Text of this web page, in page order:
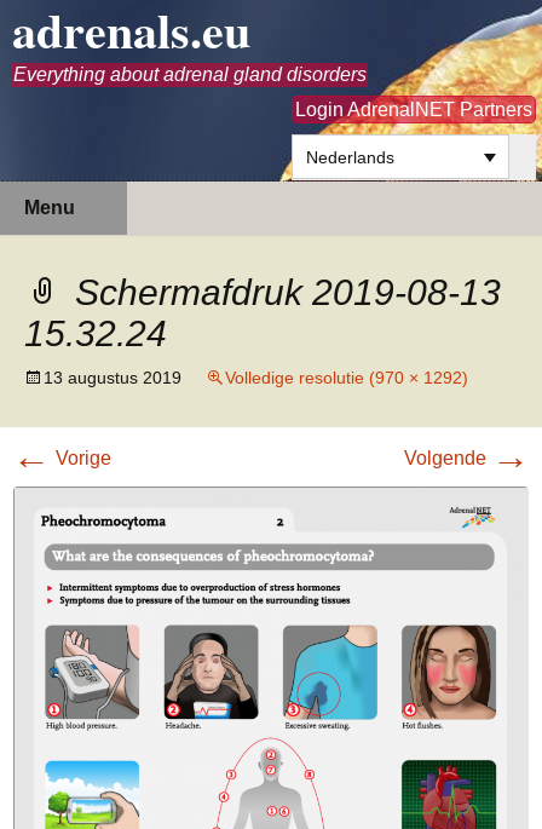
adrenals.eu
Everything about adrenal gland disorders
Login AdrenalNET Partners
Nederlands
Menu
inhoud
Schermafdruk 2019-08-13
15.32.24
13 augustus 2019 Volledige resolutie (970 × 1292)
← Vorige Volgende →